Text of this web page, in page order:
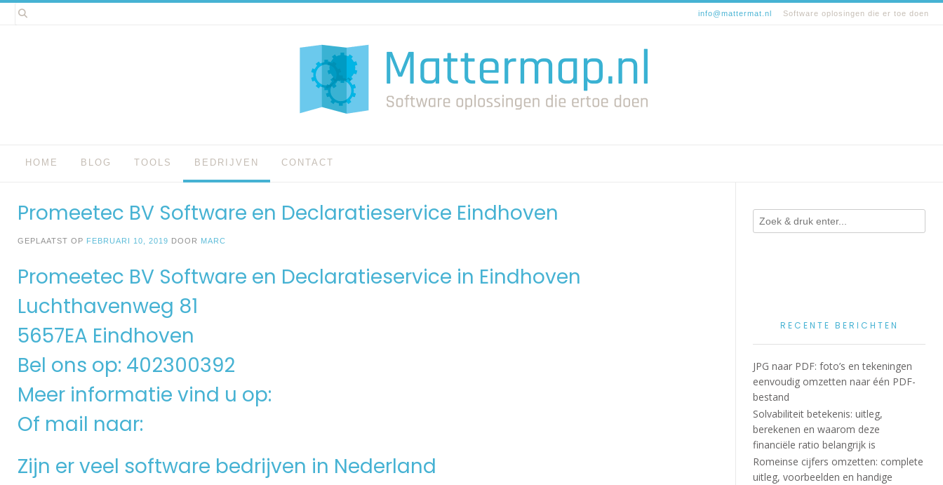
Spring
naar
info@mattermat.nl Software oplosingen die er toe doen
HOME BLOG TOOLS BEDRIJVEN CONTACT
Promeetec BV Software en Declaratieservice Eindhoven
GEPLAATST OP FEBRUARI 10, 2019 DOOR MARC
Promeetec BV Software en Declaratieservice in Eindhoven
Luchthavenweg 81
5657EA Eindhoven
Bel ons op: 402300392
Meer informatie vind u op:
Of mail naar:
Zijn er veel software bedrijven in Nederland
RECENTE BERICHTEN
JPG naar PDF: foto’s en tekeningen
eenvoudig omzetten naar één PDF-
bestand
Solvabiliteit betekenis: uitleg,
berekenen en waarom deze
financiële ratio belangrijk is
Romeinse cijfers omzetten: complete
uitleg, voorbeelden en handige